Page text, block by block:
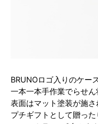
BRUNOロゴ入りのケー
一本一本手作業でらせん
表面はマット塗装が施さ
プチギフトとして贈っ